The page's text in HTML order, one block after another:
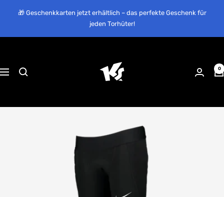
🎁 Geschenkkarten jetzt erhältlich – das perfekte Geschenk für
jeden Torhüter!
Navigation
Suisse
0